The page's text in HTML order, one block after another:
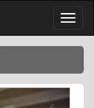
Ver
menú